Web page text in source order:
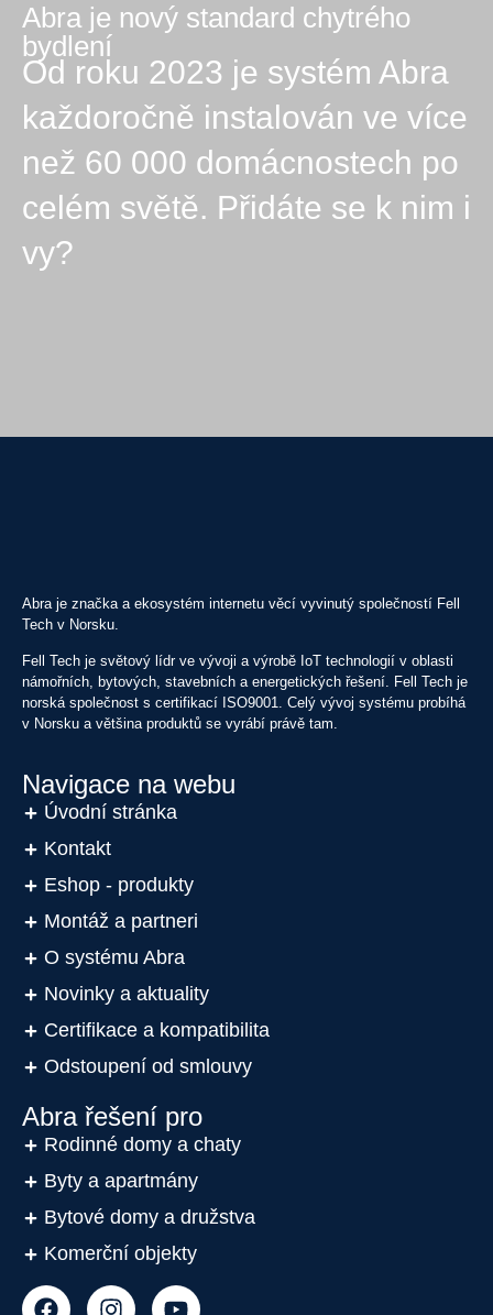
Abra je nový standard chytrého
bydlení
Od roku 2023 je systém Abra
každoročně instalován ve více
než 60 000 domácnostech po
celém světě. Přidáte se k nim i
vy?
Abra je značka a ekosystém internetu věcí vyvinutý společností Fell
Tech v Norsku.
Fell Tech je světový lídr ve vývoji a výrobě IoT technologií v oblasti
námořních, bytových, stavebních a energetických řešení. Fell Tech je
norská společnost s certifikací ISO9001. Celý vývoj systému probíhá
v Norsku a většina produktů se vyrábí právě tam.
Navigace na webu
Úvodní stránka
Kontakt
Eshop - produkty
Montáž a partneri
O systému Abra
Novinky a aktuality
Certifikace a kompatibilita
Odstoupení od smlouvy
Abra řešení pro
Rodinné domy a chaty
Byty a apartmány
Bytové domy a družstva
Komerční objekty